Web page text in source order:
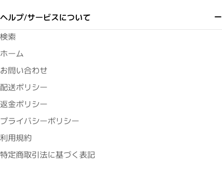
ヘルプ/サービスについて
検索
ホーム
お問い合わせ
配送ポリシー
返金ポリシー
プライバシーポリシー
利用規約
特定商取引法に基づく表記